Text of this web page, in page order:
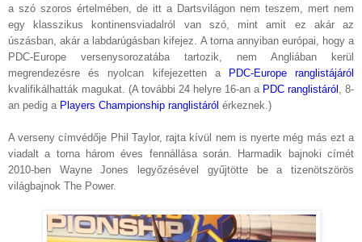
a szó szoros értelmében, de itt a Dartsvilágon nem teszem, mert nem
egy klasszikus kontinensviadalról van szó, mint amit ez akár az
úszásban, akár a labdarúgásban kifejez. A torna annyiban európai, hogy a
PDC-Europe versenysorozatába tartozik, nem Angliában kerül
megrendezésre és nyolcan kifejezetten a
PDC-Europe ranglistájáról
kvalifikálhatták magukat. (A további 24 helyre 16-an a PDC ranglistáról , 8-
an pedig a Players Championship ranglistáról érkeznek.)
A verseny címvédője Phil Taylor, rajta kívül nem is nyerte még más ezt a
viadalt a torna három éves fennállása során. Harmadik bajnoki címét
2010-ben Wayne Jones legyőzésével gyűjtötte be a tizenötszörös
világbajnok The Power.